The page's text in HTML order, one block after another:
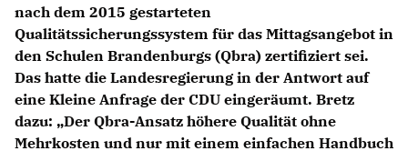
nach dem 2015 gestarteten
Qualitätssicherungssystem für das Mittagsangebot in
den Schulen Brandenburgs (Qbra) zertifiziert sei.
Das hatte die Landesregierung in der Antwort auf
eine Kleine Anfrage der CDU eingeräumt. Bretz
dazu: „Der Qbra-Ansatz höhere Qualität ohne
Mehrkosten und nur mit einem einfachen Handbuch